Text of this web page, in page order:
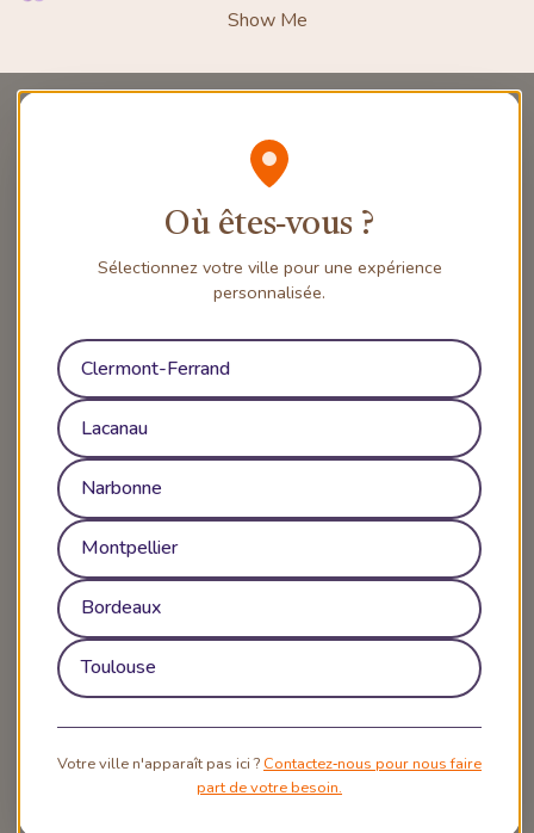
Show Me
Où êtes‑vous ?
Sélectionnez votre ville pour une expérience
personnalisée.
Clermont-Ferrand
Lacanau
Narbonne
Montpellier
Bordeaux
Toulouse
Votre ville n'apparaît pas ici ? Contactez‑nous pour nous faire
part de votre besoin.